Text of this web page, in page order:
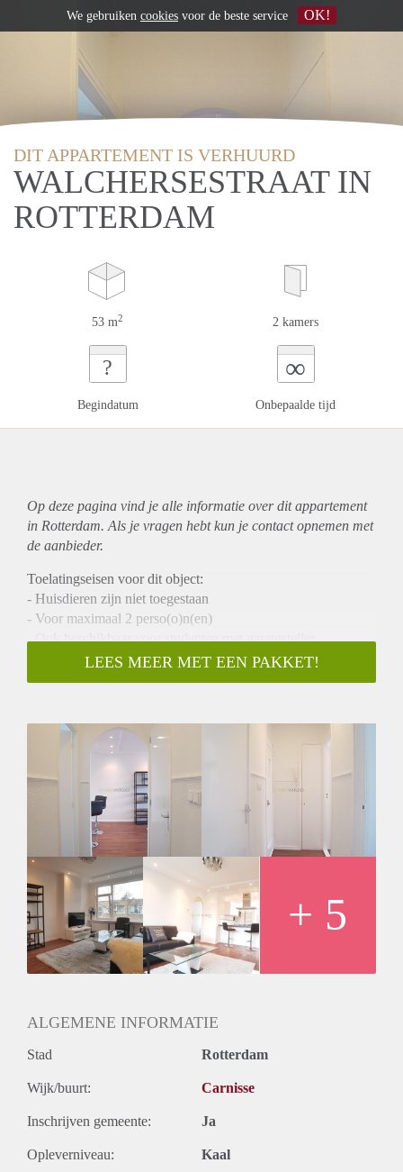
DIT APPARTEMENT IS VERHUURD
WALCHERSESTRAAT IN
ROTTERDAM
53 m2 2 kamers
?
Begindatum
∞
Onbepaalde tijd
Op deze pagina vind je alle informatie over ditappartement
in Rotterdam. Als je vragen hebt kun je contact opnemen met
de aanbieder.
Toelatingseisen voor dit object:
- Huisdieren zijn niet toegestaan
- Voor maximaal 2 perso(o)n(en)
- Ook beschikbaar voor studenten met garantsteller
Te huur
Het appartement is gunstig gelegen vlakbij diverse winkels
en openbaar vervoer en snelwegen.
Huurprijs gestoffeerd : € 800,-
Huurprijs gemeubileerd : € 900,-
2e verdieping:
Hal (2.65 m x 1.00 m) 2.65 m2
Woonkamer (5.45 m x 3.50 m) 19.08 m2
Keuken (3.50 m x 2.90 m) 10.15 m2
Slaapkamer 1 (3.60 m x 2.20 m) 7.92 m2
Slaapkamer 2 (3.65 m x 2.10 m) 7.67 m2
Badkamer (3.65 m x 1.45 m) 5.29 m2
Kelder (8.30 m x 1.70 m) 14.11 m2
LEES MEER MET EEN PAKKET!
+ 5
ALGEMENE INFORMATIE
Stad Rotterdam
Wijk/buurt: Carnisse
Inschrijven gemeente: Ja
Opleverniveau: Kaal
We gebruiken cookies voor de beste service OK!